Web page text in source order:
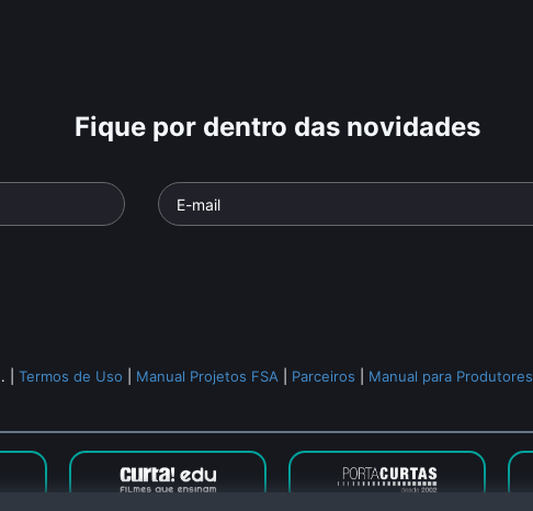
Fique por dentro das novidades
. |Termos de Uso Manual Projetos FSA Parceiros Manual para Produtores